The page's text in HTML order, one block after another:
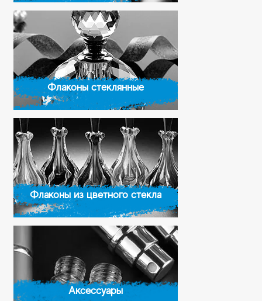
Флаконы стеклянные
Флаконы из цветного стекла
Аксессуары